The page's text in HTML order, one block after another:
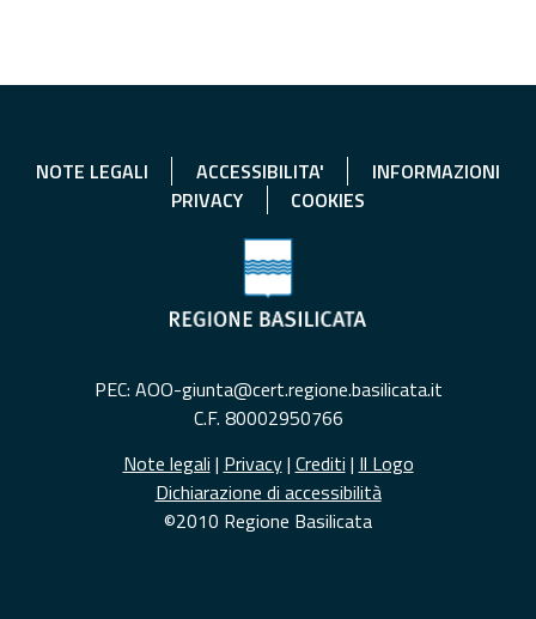
NOTE LEGALI ACCESSIBILITA'
INFORMAZIONI
PRIVACY
COOKIES
PEC: AOO-giunta@cert.regione.basilicata.it
C.F. 80002950766
Note legali | Privacy| Crediti | Il Logo
Dichiarazione di accessibilità
©2010 Regione Basilicata